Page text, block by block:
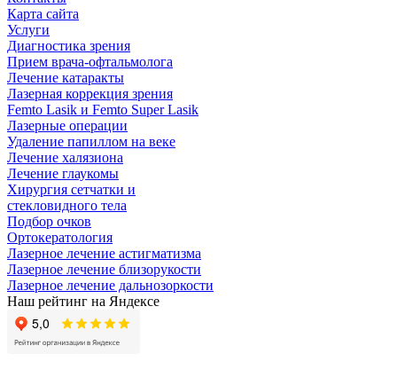
Карта сайта
Услуги
Диагностика зрения
Прием врача-офтальмолога
Лечение катаракты
Лазерная коррекция зрения
Femto Lasik и Femto Super Lasik
Лазерные операции
Удаление папиллом на веке
Лечение халязиона
Лечение глаукомы
Хирургия сетчатки и
стекловидного тела
Подбор очков
Ортокератология
Лазерное лечение астигматизма
Лазерное лечение близорукости
Лазерное лечение дальнозоркости
Наш рейтинг на Яндексе